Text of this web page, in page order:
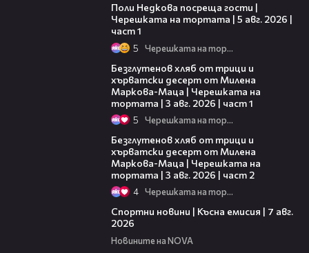
Поли Недкова посреща гости |
Черешката на тортата | 5 авг. 2026 |
част 1
5 Черешката на тортата
Безглутенов хляб от трици и
хърватски десерт от Милена
Маркова-Маца | Черешката на
тортата | 3 авг. 2026 | част 1
5 Черешката на тортата
Безглутенов хляб от трици и
хърватски десерт от Милена
Маркова-Маца | Черешката на
тортата | 3 авг. 2026 | част 2
4 Черешката на тортата
Спортни новини | Късна емисия | 7 авг.
2026
Новините на NOVA